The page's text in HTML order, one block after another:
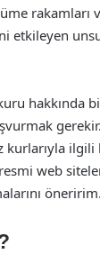
rakamları
etkileyen
hakkında
kurlarıyla
web
öneririm.